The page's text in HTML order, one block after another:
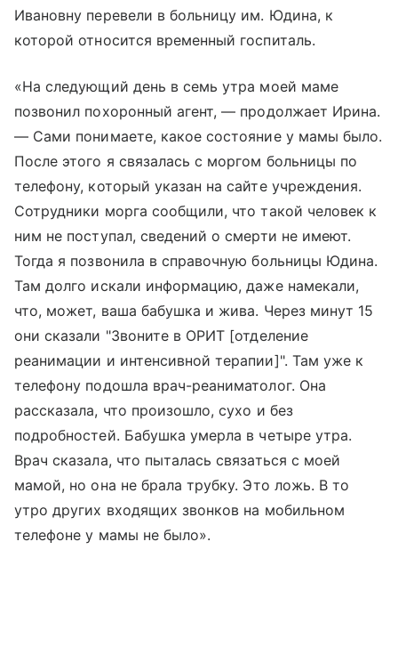
Ивановну перевели в больницу им. Юдина, к
которой относится временный госпиталь.
«На следующий день в семь утра моей маме
позвонил похоронный агент, — продолжает Ирина.
— Сами понимаете, какое состояние у мамы было.
После этого я связалась с моргом больницы по
телефону, который указан на сайте учреждения.
Сотрудники морга сообщили, что такой человек к
ним не поступал, сведений о смерти не имеют.
Тогда я позвонила в справочную больницы Юдина.
Там долго искали информацию, даже намекали,
что, может, ваша бабушка и жива. Через минут 15
они сказали "Звоните в ОРИТ [отделение
реанимации и интенсивной терапии]". Там уже к
телефону подошла врач-реаниматолог. Она
рассказала, что произошло, сухо и без
подробностей. Бабушка умерла в четыре утра.
Врач сказала, что пыталась связаться с моей
мамой, но она не брала трубку. Это ложь. В то
утро других входящих звонков на мобильном
телефоне у мамы не было».